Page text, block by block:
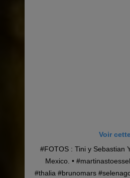
Voir
#FOTOS : Tini y Sebastian
Mexico. •
#thalia #brunomars